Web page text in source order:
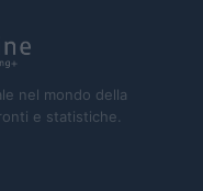
nel mondo della
e statistiche.